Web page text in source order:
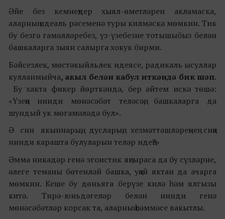
Әйе без кемнеңдер хыял-өметләрен акламаска,
аларның идеаль рәсеменә туры килмәскә мөмкин. Тик
бу безгә гамәлләребез, үз-үзебезне тотышыбыз белән
башкаларга зыян салырга хокук бирми.
Бәйсезлек, мөстәкыйльлек идеясе, радикаль ысуллар
кулланмыйча, акыл белән кабул иткәндә бик шәп.
Бу хакта фикер йөрткәндә, бер әйтем искә төшә:
«Үзеңә нинди мөнәсәбәт теләсәң, башкаларга да
шундый ук мөгамәләдә бул».
Ә син якыннарың, дусларың, хезмәттәшләреңнең сиңа
нинди карашта булуларын теләр идең?»
Әмма никадәр генә эгоистик яңгыраса да бу сүзләрне,
әлеге теманы бөтенләй башка, уңай яктан да ачарга
мөмкин. Кеше бу дөньяга берүзе килә һәм ялгызы
китә. Тирә-юньдәгеләр белән нинди генә
мөнәсәбәтләр корсак та, аларның һәммәсе вакытлы.